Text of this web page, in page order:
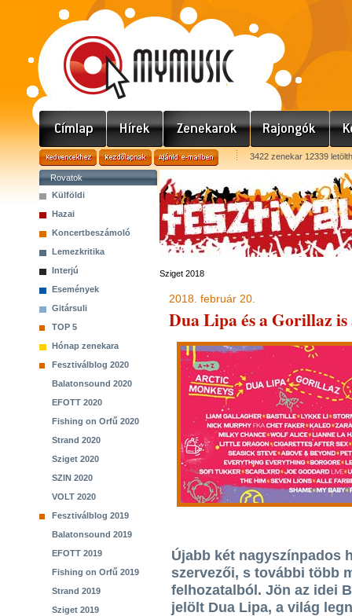
3422 zenekar 12339
Rovatok
Külföldi
Hazai
Koncertbeszámoló
Lemezkritika
Interjú
Események
Gitársuli
TOP 5
Hónap zenekara
Fesztiválblog 2020
Balatonsound 2020
EFOTT 2020
Fishing on Orfű 2020
Strand 2020
Sziget 2020
SZIN 2020
VOLT 2020
Fesztiválblog 2019
Balatonsound 2019
EFOTT 2019
Fishing on Orfű 2019
Strand 2019
Sziget 2019
Sziget 2018
2018. február 20.
Dua Lipa és a Gorillaz
Újabb két nagyszínpados
szervezői, s további több
felhozatalból. Jön az idei
jelölt Dua Lipa, a világ